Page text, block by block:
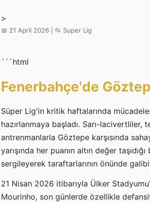
>
📅 21 April 2026 | 📂 Super Lig
```html
Fenerbahçe'de
Süper Lig'in kritik haftalarında
hazırlanmaya başladı. Sarı-
antrenmanlarla Göztepe karşısında
yarışında her puanın altın değer
sergileyerek taraftarlarının önünde
21 Nisan 2026 itibarıyla Ülker
Mourinho, son günlerde özellikle